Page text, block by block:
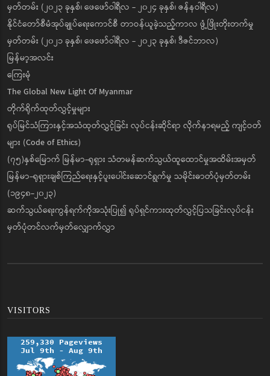
မှတ်တမ်း (၂၀၂၃ ခုနှစ်၊ ဖေဖော်ဝါရီလ - ၂၀၂၄ ခုနှစ်၊ ဇန်နဝါရီလ)
နိုင်ငံတော်စီမံအုပ်ချုပ်ရေးကောင်စီ တာဝန်ယူခဲ့သည့်ကာလ ဖွံ့ဖြိုးတိုးတက်မှု
မှတ်တမ်း (၂၀၂၁ ခုနှစ်၊ ဖေဖော်ဝါရီလ - ၂၀၂၃ ခုနှစ်၊ ဒီဇင်ဘာလ)
မြန်မာ့အလင်း
ကြေးမုံ
The Global New Light Of Myanmar
တိုက်ရိုက်ထုတ်လွှင့်မှုများ
ရုပ်မြင်သံကြားနှင့်အသံထုတ်လွှင့်ခြင်း လုပ်ငန်းဆိုင်ရာ လိုက်နာရမည့် ကျင့်ဝတ်
များ (Code of Ethics)
(၇၅)နှစ်မြောက် မြန်မာ-ရုရှား သံတမန်ဆက်သွယ်ထူထောင်မှုအထိမ်းအမှတ်
မြန်မာ-ရုရှားချစ်ကြည်ရေးနှင့်ပူးပေါင်းဆောင်ရွက်မှု သမိုင်းဓာတ်ပုံမှတ်တမ်း
(၁၉၄၈-၂၀၂၃)
ဆက်သွယ်ရေးကွန်ရက်ကိုအသုံးပြု၍ ရုပ်ရှင်ကားထုတ်လွှင့်ပြသခြင်းလုပ်ငန်း
မှတ်ပုံတင်လက်မှတ်လျှောက်လွှာ
VISITORS